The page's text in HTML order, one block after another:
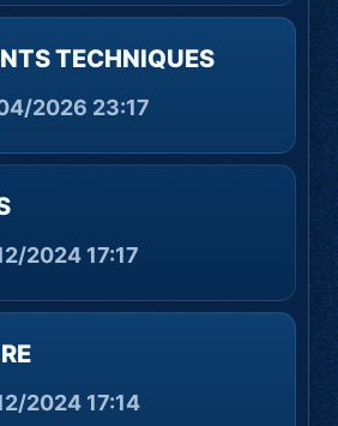
TECHNIQUES
2026 23:17
2024 17:17
2024 17:14